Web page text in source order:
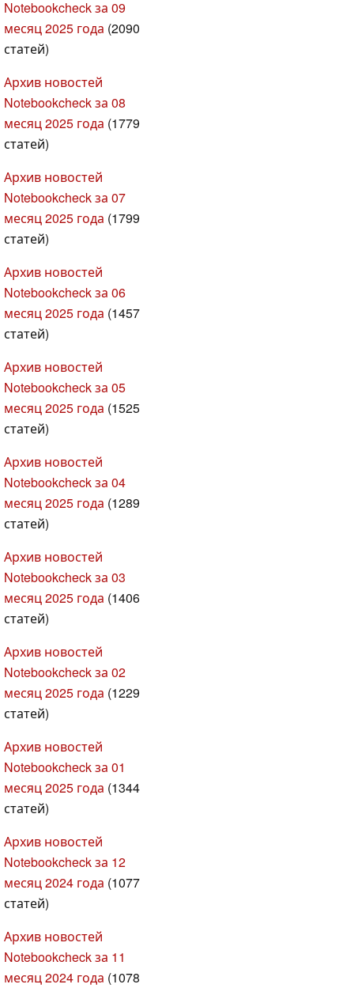
Notebookcheck за 09
месяц 2025 года (2090
статей)
Архив новостей
Notebookcheck за 08
месяц 2025 года (1779
статей)
Архив новостей
Notebookcheck за 07
месяц 2025 года (1799
статей)
Архив новостей
Notebookcheck за 06
месяц 2025 года (1457
статей)
Архив новостей
Notebookcheck за 05
месяц 2025 года (1525
статей)
Архив новостей
Notebookcheck за 04
месяц 2025 года (1289
статей)
Архив новостей
Notebookcheck за 03
месяц 2025 года (1406
статей)
Архив новостей
Notebookcheck за 02
месяц 2025 года (1229
статей)
Архив новостей
Notebookcheck за 01
месяц 2025 года (1344
статей)
Архив новостей
Notebookcheck за 12
месяц 2024 года (1077
статей)
Архив новостей
Notebookcheck за 11
месяц 2024 года (1078